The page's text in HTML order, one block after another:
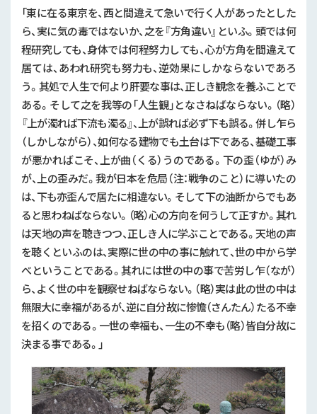
「東に在る東京を、西と間違えて急いで行く人があったとした
ら、実に気の毒ではないか、之を『方角違い』といふ。頭では何
程研究しても、身体では何程努力しても、心が方角を間違えて
居ては、あわれ研究も努力も、逆効果にしかならないであろ
う。其処で人生で何より肝要な事は、正しき観念を養ふことで
ある。そして之を我等の「人生観」となさねばならない。（略）
『上が濁れば下流も濁る』、上が誤れば必ず下も誤る。併し乍ら
（しかしながら）、如何なる建物でも土台は下である、基礎工事
が悪かればこそ、上が曲（くる）うのである。下の歪（ゆが）み
が、上の歪みだ。我が日本を危局（注：戦争のこと）に導いたの
は、下も亦歪んで居たに相違ない。そして下の油断からでもあ
ると思わねばならない。（略）心の方向を何うして正すか。其れ
は天地の声を聴きつつ、正しき人に学ぶことである。天地の声
を聴くといふのは、実際に世の中の事に触れて、世の中から学
べということである。其れには世の中の事で苦労し乍（なが）
ら、よく世の中を観察せねばならない。（略）実は此の世の中は
無限大に幸福があるが、逆に自分故に惨憺（さんたん）たる不幸
を招くのである。一世の幸福も、一生の不幸も（略）皆自分故に
決まる事である。」